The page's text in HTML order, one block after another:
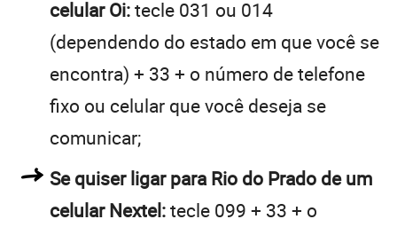
celular Oi:tecle 031 ou 014
(dependendo do estado em que você se
encontra) + 33 + o número de telefone
fixo ou celular que você deseja se
comunicar;
Se quiser ligar para Rio do Prado de um
celular Nextel:tecle 099 + 33 + o